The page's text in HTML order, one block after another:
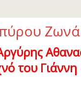
του Γιάννη